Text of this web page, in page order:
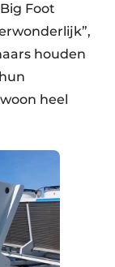
Foot
houden
heel